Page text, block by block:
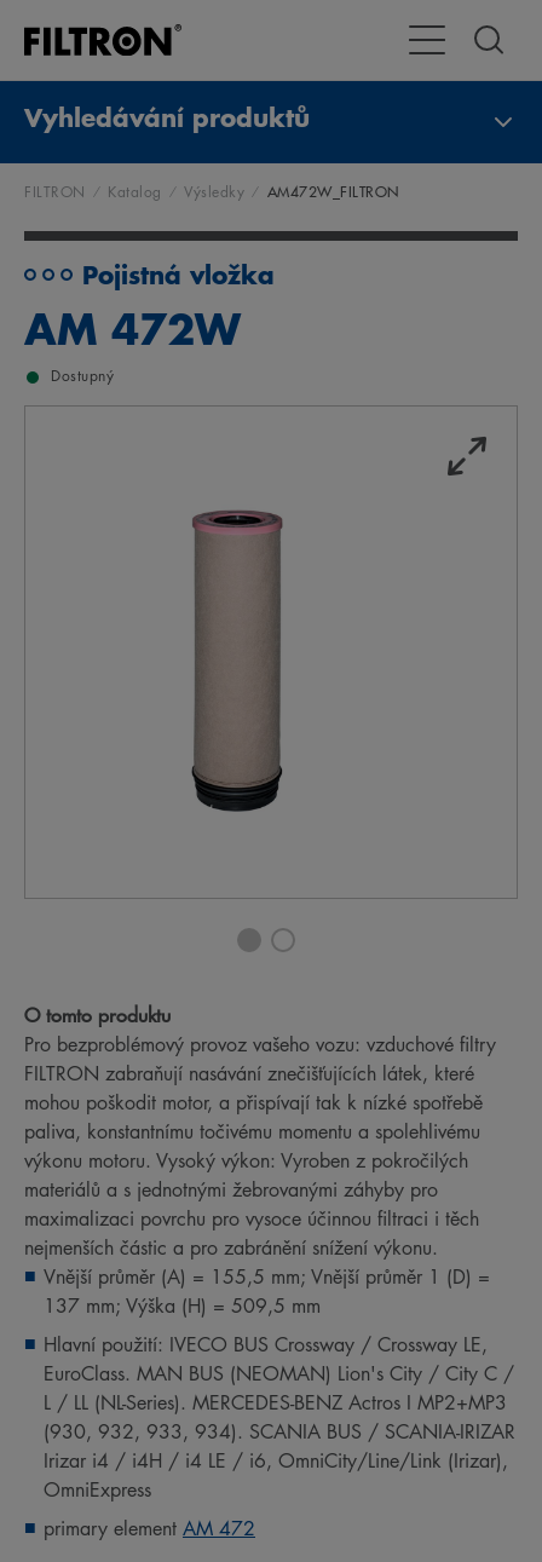
Přepnout
Vyhledávání produktů
FILTRON Katalog Výsledky AM472W_FILTRON
Pojistná vložka
AM 472W
Dostupný
O tomto produktu
Pro bezproblémový provoz vašeho vozu: vzduchové filtry
FILTRON zabraňují nasávání znečišťujících látek, které
mohou poškodit motor, a přispívají tak k nízké spotřebě
paliva, konstantnímu točivému momentu a spolehlivému
výkonu motoru. Vysoký výkon: Vyroben z pokročilých
materiálů a s jednotnými žebrovanými záhyby pro
maximalizaci povrchu pro vysoce účinnou filtraci i těch
nejmenších částic a pro zabránění snížení výkonu.
Vnější průměr (A) = 155,5 mm; Vnější průměr 1 (D) =
137 mm; Výška (H) = 509,5 mm
Hlavní použití: IVECO BUS Crossway / Crossway LE,
EuroClass. MAN BUS (NEOMAN) Lion's City / City C /
L / LL (NL-Series). MERCEDES-BENZ Actros I MP2+MP3
(930, 932, 933, 934). SCANIA BUS / SCANIA-IRIZAR
Irizar i4 / i4H / i4 LE / i6, OmniCity/Line/Link (Irizar),
OmniExpress
primary element AM 472